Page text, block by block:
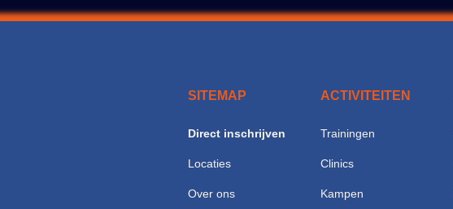
SITEMAP
Direct inschrijven
Locaties
Over ons
ACTIVITEITEN
Trainingen
Clinics
Kampen